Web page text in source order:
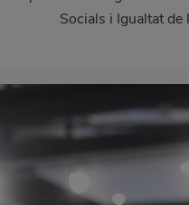
Socials i Igualtat de